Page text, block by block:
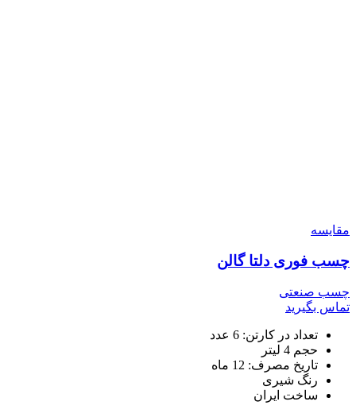
مقایسه
چسب فوری دلتا گالن
چسب صنعتی
تماس بگیرید
تعداد در کارتن: 6 عدد
حجم 4 لیتر
تاریخ مصرف: 12 ماه
رنگ شیری
ساخت ایران